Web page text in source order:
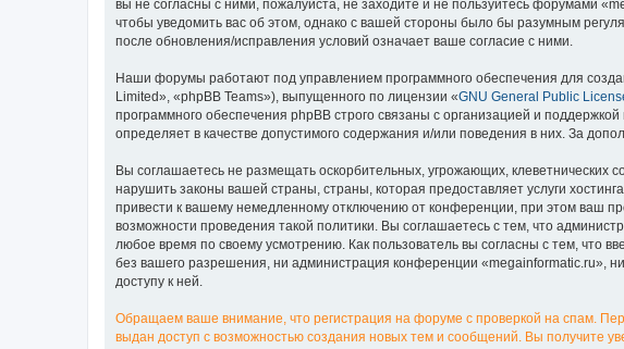
вы не согласны с ними, пожалуйста, не заходите и не пользуйтесь форумами
чтобы уведомить вас об этом, однако с вашей стороны было бы разумным
после обновления/исправления условий означает ваше согласие с ними.
Наши форумы работают под управлением программного обеспечения для
Limited», «phpBB Teams»), выпущенного по лицензии «GNU General Public
программного обеспечения phpBB строго связаны с организацией и
определяет в качестве допустимого содержания и/или поведения в них. За
Вы соглашаетесь не размещать оскорбительных, угрожающих,
нарушить законы вашей страны, страны, которая предоставляет услуги
привести к вашему немедленному отключению от конференции, при этом ваш
возможности проведения такой политики. Вы соглашаетесь с тем, что
любое время по своему усмотрению. Как пользователь вы согласны с тем, что
без вашего разрешения, ни администрация конференции «megainformatic.ru»,
доступу к ней.
Обращаем ваше внимание, что регистрация на форуме с проверкой на спам.
выдан доступ с возможностью создания новых тем и сообщений. Вы получите